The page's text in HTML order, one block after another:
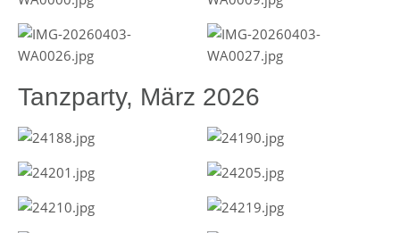
Tanzparty, März 2026